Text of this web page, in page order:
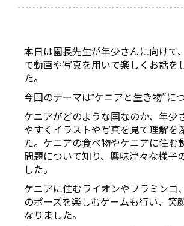
本日は園長先生が年少さんに向けて
て動画や写真を用いて楽しくお話を
た。
今回のテーマは‟ケニアと生き物”に
ケニアがどのような国なのか、年少
やすくイラストや写真を見て理解を
た。ケニアの食べ物やケニアに住む
問題について知り、興味津々な様子
した。
ケニアに住むライオンやフラミンゴ
のポーズを楽しむゲームも行い、笑
なりました。